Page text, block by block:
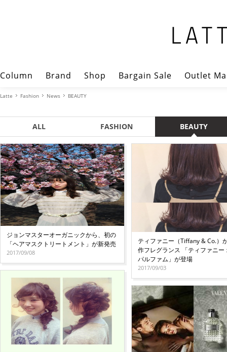
Column Brand Shop Bargain Sale Outlet
Latte Fashion News BEAUTY
ALL FASHION BEAUTY
ジョンマスターオーガニックから、初の
「ヘアマスクトリートメント」が新発売
2017/09/08
ティファニー（Tiffany & Co.）
作フレグランス 「ティファニー
パルファム」が登場
2017/09/03